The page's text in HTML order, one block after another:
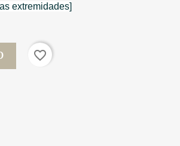
extremidades]
favorite_border